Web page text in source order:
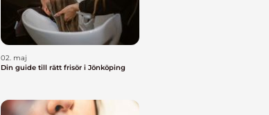
02. maj
Din guide till rätt frisör i Jönköping